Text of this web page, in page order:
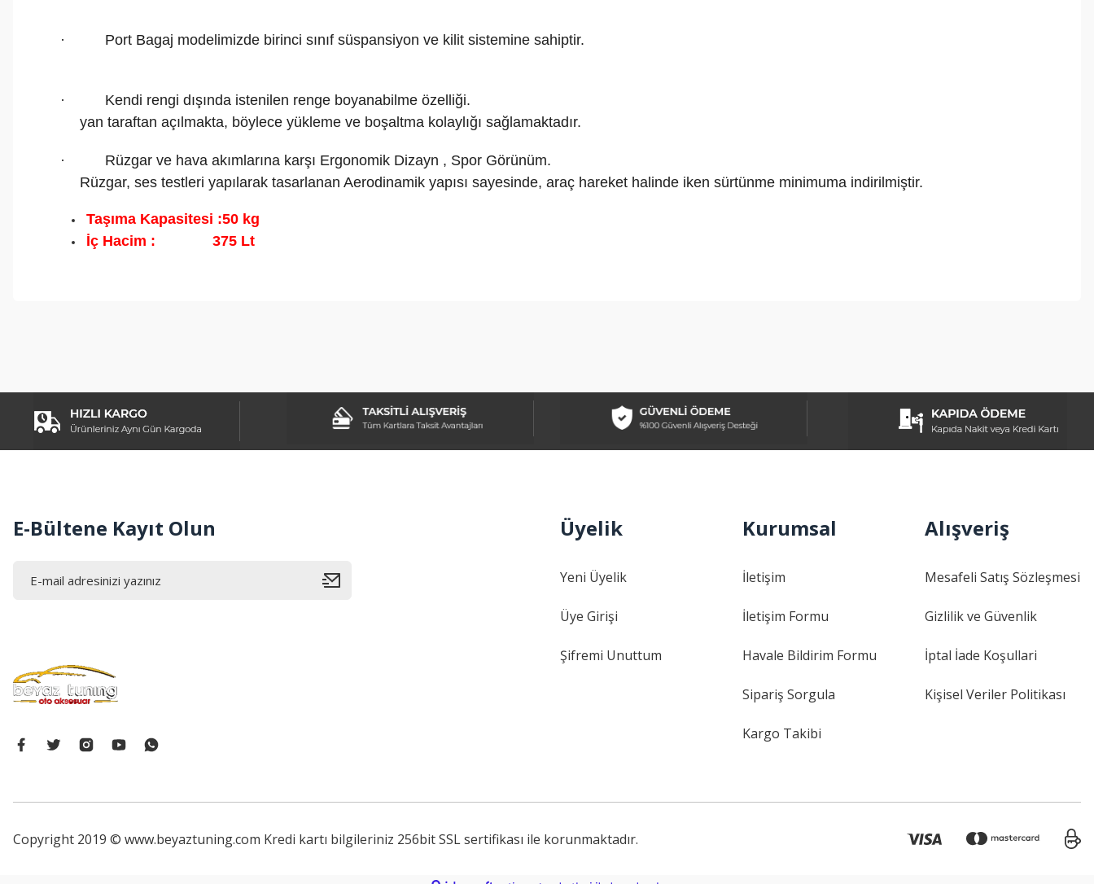
· Port Bagaj modelimizde birinci sınıf süspansiyon ve kilit sistemine sahiptir.
·
Kendi rengi dışında istenilen renge boyanabilme özelliği.
yan taraftan açılmakta, böylece yükleme ve boşaltma kolaylığı sağlamaktadır.
·
Rüzgar ve hava akımlarına karşı Ergonomik Dizayn , Spor Görünüm.
Rüzgar, ses testleri yapılarak tasarlanan Aerodinamik yapısı sayesinde, araç hareket halinde iken sürtünme minimuma indirilmiştir.
Taşıma Kapasitesi :50 kg
İç Hacim : 375 Lt
Ürün fiyatı diğer sitelerden daha pahalı.
Bu ürüne benzer farklı alternatifler olmalı.
E-Bültene Kayıt Olun Üyelik
Yeni Üyelik
Üye Girişi
Şifremi Unuttum
Kurumsal
İletişim
İletişim Formu
Havale Bildirim Formu
Sipariş Sorgula
Kargo Takibi
Alışveriş
Mesafeli Satış Sözleşmesi
Gizlilik ve Güvenlik
İptal İade Koşullari
Kişisel Veriler Politikası
Copyright 2019 © www.beyaztuning.com Kredi kartı bilgileriniz 256bit SSL sertifikası ile korunmaktadır.